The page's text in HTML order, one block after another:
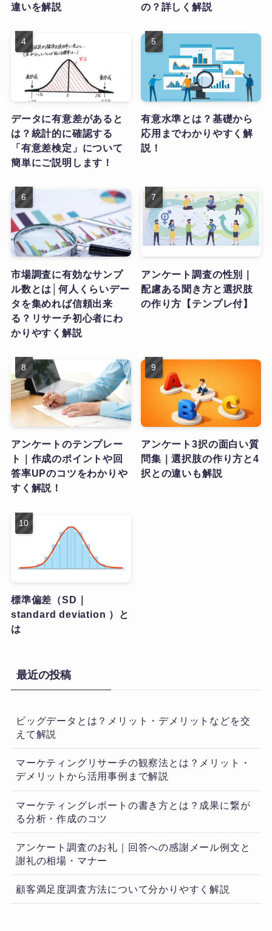
違いを解説
の？詳しく解説
データに有意差があると
は？統計的に確認する
「有意差検定」について
簡単にご説明します！
有意水準とは？基礎から
応用までわかりやすく解
説！
市場調査に有効なサンプ
ル数とは│何人くらいデー
タを集めれば信頼出来
る？リサーチ初心者にわ
かりやすく解説
アンケート調査の性別｜
配慮ある聞き方と選択肢
の作り方【テンプレ付】
アンケートのテンプレー
ト｜作成のポイントや回
答率UPのコツをわかりや
すく解説！
アンケート3択の面白い質
問集｜選択肢の作り方と4
択との違いも解説
標準偏差（SD｜
standard deviation ）と
は
最近の投稿
ビッグデータとは？メリット・デメリットなどを交
えて解説
マーケティングリサーチの観察法とは？メリット・
デメリットから活用事例まで解説
マーケティングレポートの書き方とは？成果に繋が
る分析・作成のコツ
アンケート調査のお礼｜回答への感謝メール例文と
謝礼の相場・マナー
顧客満足度調査方法について分かりやすく解説